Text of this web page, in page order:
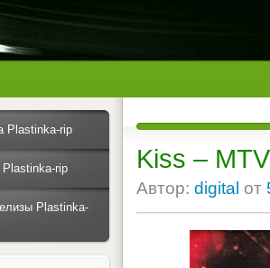
Kiss ‎–
Автор: digital от
Plastinka-rip
Plastinka-rip
Plastinka-